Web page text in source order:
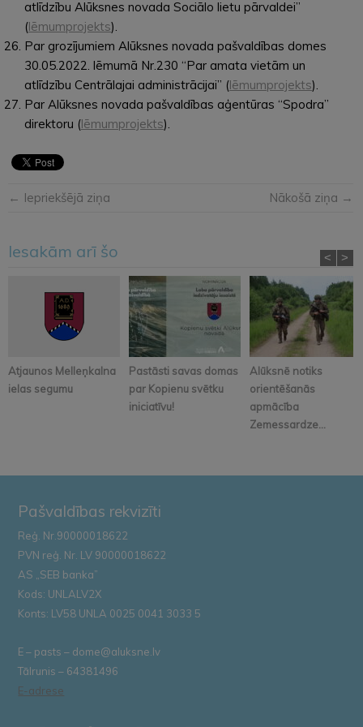
atlīdzību Alūksnes novada Sociālo lietu pārvaldei”
(lēmumprojekts).
Par grozījumiem Alūksnes novada pašvaldības domes
30.05.2022. lēmumā Nr.230 “Par amata vietām un
atlīdzību Centrālajai administrācijai” (lēmumprojekts).
Par Alūksnes novada pašvaldības aģentūras “Spodra”
direktoru (lēmumprojekts).
← Iepriekšējā ziņa Nākošā ziņa →
Iesakām arī šo
Atjaunos Melleņkalna
ielas segumu
Pastāsti savas domas
par Kopienu svētku
iniciatīvu!
Alūksnē notiks
orientēšanās
apmācība
Zemessardze...
< >
Pašvaldības rekvizīti
Reģ. Nr.90000018622
PVN reģ. Nr. LV 90000018622
AS „SEB banka”
Kods: UNLALV2X
Konts: LV58 UNLA 0025 0041 3033 5
E – pasts – dome@aluksne.lv
Tālrunis – 64381496
E-adrese